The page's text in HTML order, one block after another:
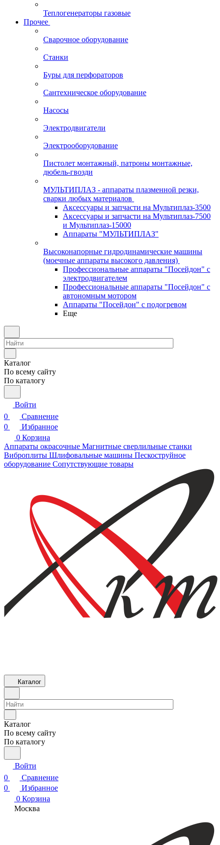
Теплогенераторы газовые
Прочее
Сварочное оборудование
Станки
Буры для перфораторов
Сантехническое оборудование
Насосы
Электродвигатели
Электрооборудование
Пистолет монтажный, патроны монтажные,
дюбель-гвозди
МУЛЬТИПЛАЗ - аппараты плазменной резки,
сварки любых материалов
Аксессуары и запчасти на Мультиплаз-3500
Аксессуары и запчасти на Мультиплаз-7500
и Мультиплаз-15000
Аппараты "МУЛЬТИПЛАЗ"
Высоконапорные гидродинамические машины
(моечные аппараты высокого давления)
Профессиональные аппараты "Посейдон" с
электродвигателем
Профессиональные аппараты "Посейдон" с
автономным мотором
Аппараты "Посейдон" с подогревом
Еще
Каталог
По всему сайту
По каталогу
Войти
0
Сравнение
0
Избранное
0 Корзина
Аппараты окрасочные Магнитные сверлильные станки
Виброплиты Шлифовальные машины Пескоструйное
оборудование Сопутствующие товары
Каталог
Каталог
По всему сайту
По каталогу
Войти
0
Сравнение
0
Избранное
0 Корзина
Москва